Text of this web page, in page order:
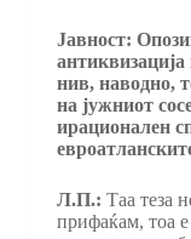
Јавност:
антиквизација
нив, наводно,
на јужниот
ирационален
Л.П.: Таа теза
прифаќам, тоа